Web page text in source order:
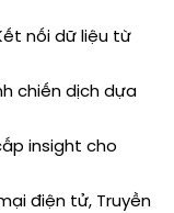
nối dữ liệu từ
chiến dịch dựa
insight cho
điện tử, Truyền